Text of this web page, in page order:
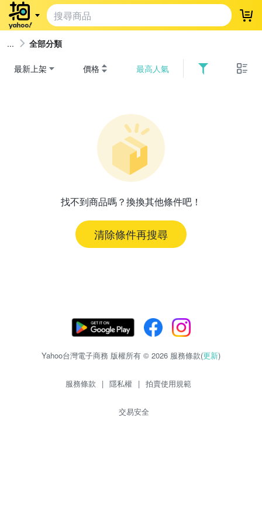
登
全部分類
最新上架 價格 最高人氣
找不到商品嗎？換換其他條件吧！
清除條件再搜尋
Yahoo台灣電子商務 版權所有 © 2026 服務條款(更新)
服務條款 | 隱私權 | 拍賣使用規範
交易安全